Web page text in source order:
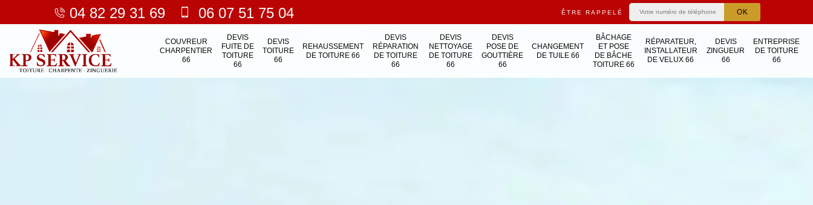
04 82 29 31 69 06 07 51 75 04 ÊTRE RAPPELÉ
COUVREUR
CHARPENTIER
66
DEVIS
FUITE DE
TOITURE
66
DEVIS
TOITURE
66
REHAUSSEMENT
DE TOITURE 66
DEVIS
RÉPARATION
DE TOITURE
66
DEVIS
NETTOYAGE
DE TOITURE
66
DEVIS
POSE DE
GOUTTIÈRE
66
CHANGEMENT
DE TUILE 66
BÂCHAGE
ET POSE
DE BÂCHE
TOITURE 66
RÉPARATEUR,
INSTALLATEUR
DE VELUX 66
DEVIS
ZINGUEUR
66
ENTREPRISE
DE TOITURE
66